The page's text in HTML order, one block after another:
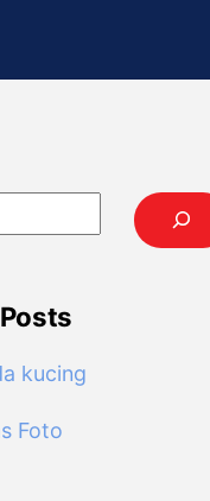
kucing
Foto